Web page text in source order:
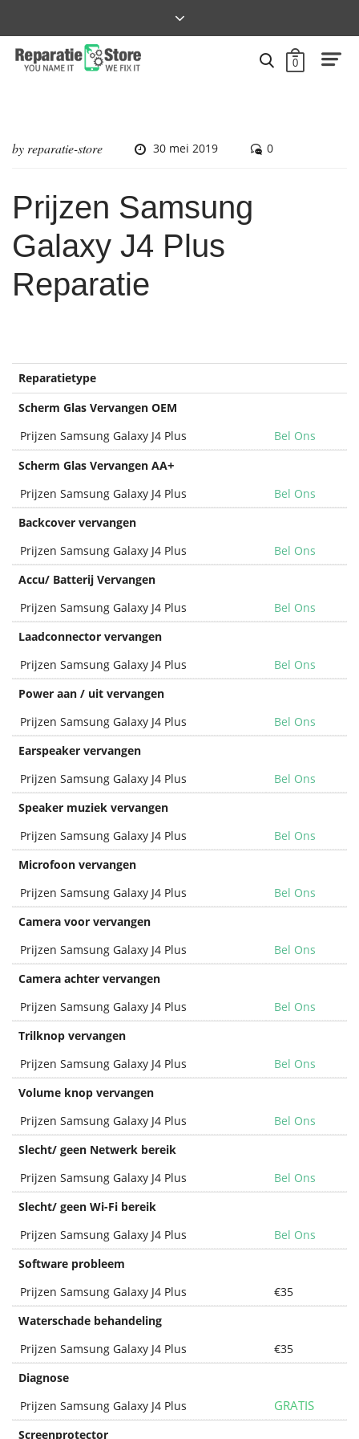
0
by reparatie-store 30 mei 2019 0
Prijzen Samsung
Galaxy J4 Plus
Reparatie
Reparatietype
Scherm Glas Vervangen OEM
Prijzen Samsung Galaxy J4 Plus
Bel Ons
Scherm Glas Vervangen AA+
Prijzen Samsung Galaxy J4 Plus
Bel Ons
Backcover vervangen
Prijzen Samsung Galaxy J4 Plus
Bel Ons
Accu/ Batterij Vervangen
Prijzen Samsung Galaxy J4 Plus
Bel Ons
Laadconnector vervangen
Prijzen Samsung Galaxy J4 Plus
Bel Ons
Power aan / uit vervangen
Prijzen Samsung Galaxy J4 Plus
Bel Ons
Earspeaker vervangen
Prijzen Samsung Galaxy J4 Plus
Bel Ons
Speaker muziek vervangen
Prijzen Samsung Galaxy J4 Plus
Bel Ons
Microfoon vervangen
Prijzen Samsung Galaxy J4 Plus
Bel Ons
Camera voor vervangen
Prijzen Samsung Galaxy J4 Plus
Bel Ons
Camera achter vervangen
Prijzen Samsung Galaxy J4 Plus
Bel Ons
Trilknop vervangen
Prijzen Samsung Galaxy J4 Plus
Bel Ons
Volume knop vervangen
Prijzen Samsung Galaxy J4 Plus
Bel Ons
Slecht/ geen Netwerk bereik
Prijzen Samsung Galaxy J4 Plus
Bel Ons
Slecht/ geen Wi-Fi bereik
Prijzen Samsung Galaxy J4 Plus
Bel Ons
Software probleem
Prijzen Samsung Galaxy J4 Plus
€35
Waterschade behandeling
Prijzen Samsung Galaxy J4 Plus
€35
Diagnose
Prijzen Samsung Galaxy J4 Plus
GRATIS
Screenprotector